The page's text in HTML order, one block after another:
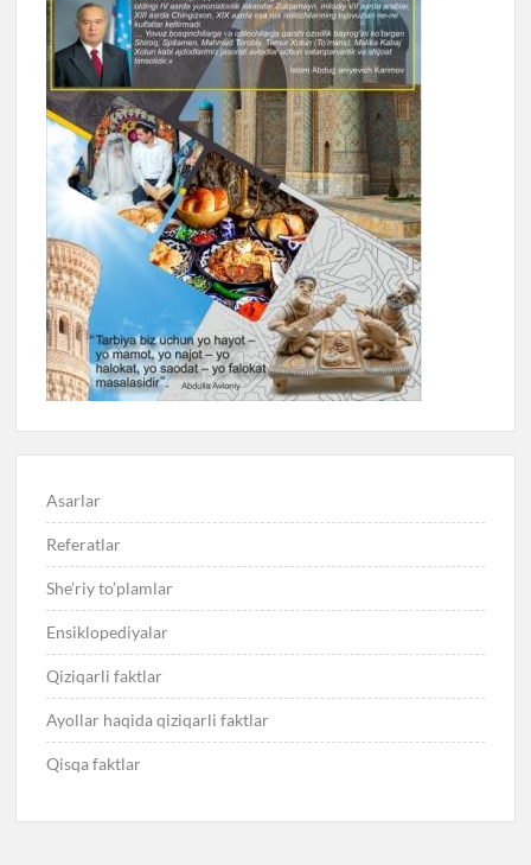
Asarlar
Referatlar
She’riy to’plamlar
Ensiklopediyalar
Qiziqarli faktlar
Ayollar haqida qiziqarli faktlar
Qisqa faktlar